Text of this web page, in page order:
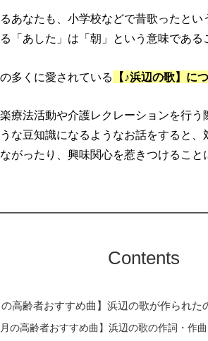
あなたも、小学校などで昔歌ったと
「あした」は「朝」という意味であ
多くに愛されている 【♪浜辺の歌】に
療法活動や介護レクレーションを行
な豆知識になるようなお話をすると
がったり、興味関心を惹きつけるこ
Contents
の高齢者おすすめ曲】浜辺の歌が作られた
月の高齢者おすすめ曲】浜辺の歌の作詞・作